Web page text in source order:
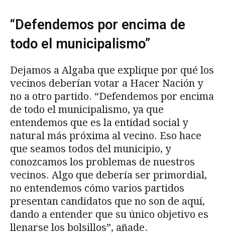
“Defendemos por encima de
todo el municipalismo”
Dejamos a Algaba que explique por qué los
vecinos deberían votar a Hacer Nación y
no a otro partido. “Defendemos por encima
de todo el municipalismo, ya que
entendemos que es la entidad social y
natural más próxima al vecino. Eso hace
que seamos todos del municipio, y
conozcamos los problemas de nuestros
vecinos. Algo que debería ser primordial,
no entendemos cómo varios partidos
presentan candidatos que no son de aquí,
dando a entender que su único objetivo es
llenarse los bolsillos”, añade.